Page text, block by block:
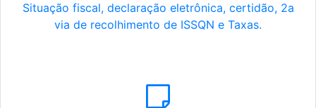
Situação fiscal, declaração eletrônica, certidão, 2a
via de recolhimento de ISSQN e Taxas.